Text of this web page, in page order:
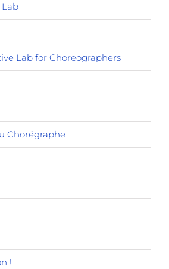
Lab
Lab for Choreographers
Chorégraphe
!